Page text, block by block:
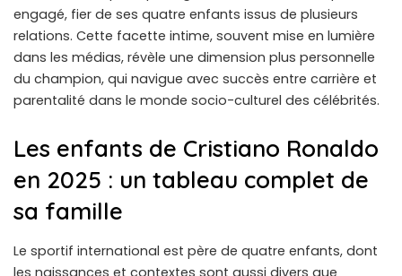
engagé, fier de ses quatre enfants issus de plusieurs
relations. Cette facette intime, souvent mise en lumière
dans les médias, révèle une dimension plus personnelle
du champion, qui navigue avec succès entre carrière et
parentalité dans le monde socio-culturel des célébrités.
Les enfants de Cristiano Ronaldo
en 2025 : un tableau complet de
sa famille
Le sportif international est père de quatre enfants, dont
les naissances et contextes sont aussi divers que